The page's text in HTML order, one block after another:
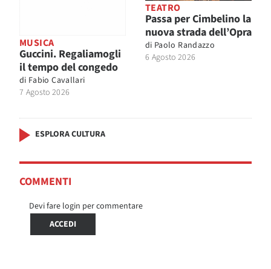
MUSICA
Guccini. Regaliamogli
il tempo del congedo
di Fabio Cavallari
7 Agosto 2026
TEATRO
Passa per Cimbelino la
nuova strada dell’Opra
di Paolo Randazzo
6 Agosto 2026
ESPLORA CULTURA
COMMENTI
Devi fare login per commentare
ACCEDI